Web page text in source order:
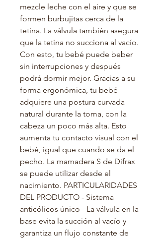
mezcle leche con el aire y que se
formen burbujitas cerca de la
tetina. La válvula también asegura
que la tetina no succiona al vacío.
Con esto, tu bebé puede beber
sin interrupciones y después
podrá dormir mejor. Gracias a su
forma ergonómica, tu bebé
adquiere una postura curvada
natural durante la toma, con la
cabeza un poco más alta. Esto
aumenta tu contacto visual con el
bebé, igual que cuando se da el
pecho. La mamadera S de Difrax
se puede utilizar desde el
nacimiento. PARTICULARIDADES
DEL PRODUCTO - Sistema
anticólicos único - La válvula en la
base evita la succión al vacío y
garantiza un flujo constante de